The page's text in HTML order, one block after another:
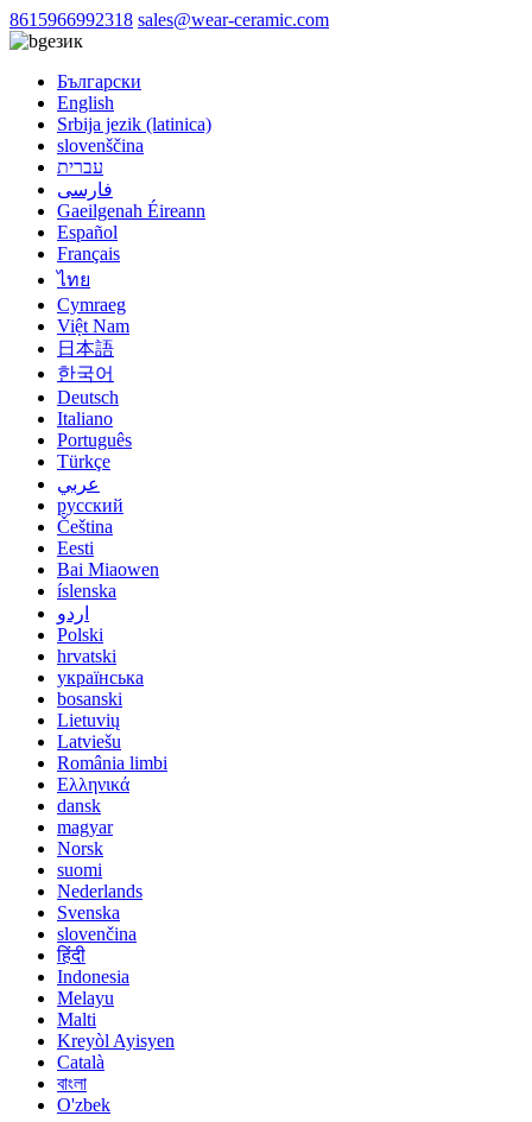
8615966992318 sales@wear-ceramic.com
език
Български
English
Srbija jezik (latinica)
slovenščina
עברית
فارسی
Gaeilgenah Éireann
Español
Français
ไทย
Cymraeg
Việt Nam
日本語
한국어
Deutsch
Italiano
Português
Türkçe
عربي
русский
Čeština
Eesti
Bai Miaowen
íslenska
اردو
Polski
hrvatski
українська
bosanski
Lietuvių
Latviešu
România limbi
Ελληνικά
dansk
magyar
Norsk
suomi
Nederlands
Svenska
slovenčina
हिंदी
Indonesia
Melayu
Malti
Kreyòl Ayisyen
Català
বাংলা
O'zbek